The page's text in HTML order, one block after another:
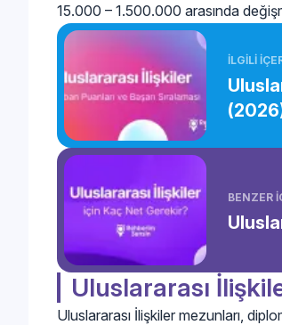
15.000 – 1.500.000 arasında
İLGİLİ
BENZER
Uluslararası
Uluslararası İlişkiler mezunları,